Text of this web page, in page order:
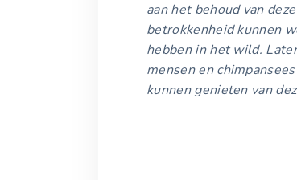
aan het behoud van
betrokkenheid kunnen
hebben in het wild.
mensen en
kunnen genieten van